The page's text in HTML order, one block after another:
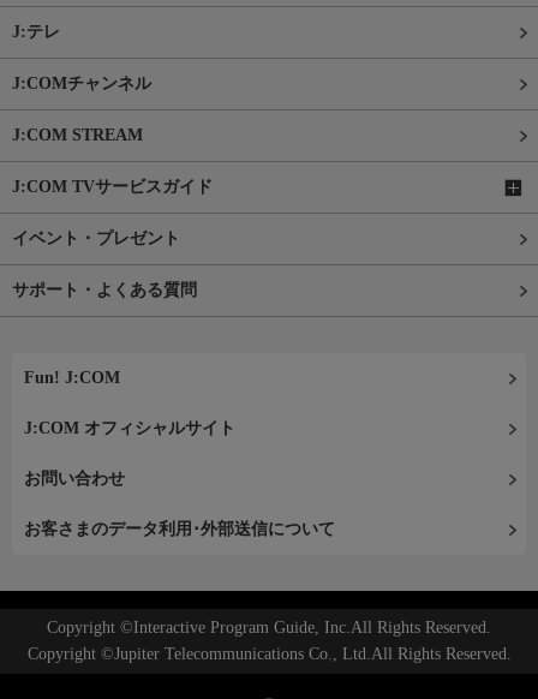
J:テレ
J:COMチャンネル
J:COM STREAM
J:COM TVサービスガイド
イベント・プレゼント
サポート・よくある質問
Fun! J:COM
J:COM オフィシャルサイト
お問い合わせ
お客さまのデータ利用･外部送信について
Copyright ©Interactive Program Guide, Inc.All Rights Reserved.
Copyright ©Jupiter Telecommunications Co., Ltd.All Rights Reserved.